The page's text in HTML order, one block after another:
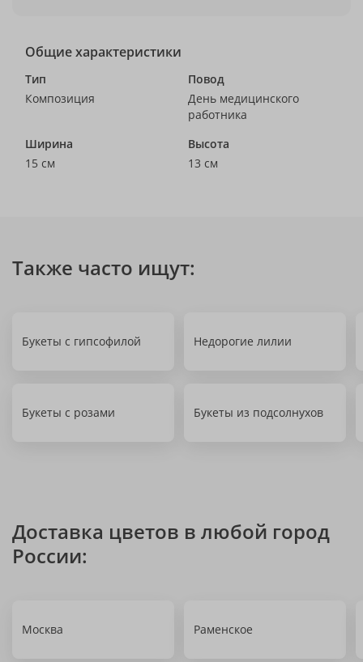
Общие характеристики
Тип
Композиция
Повод
День медицинского
работника
Ширина
15 см
Высота
13 см
Также часто ищут:
Букеты с гипсофилой Недорогие лилии
Букеты с розами Букеты из подсолнухов
Доставка цветов в любой город
России:
Москва Раменское